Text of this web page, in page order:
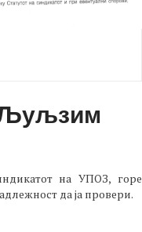
Љуљзим
на УПОЗ, горе
да ја провери.